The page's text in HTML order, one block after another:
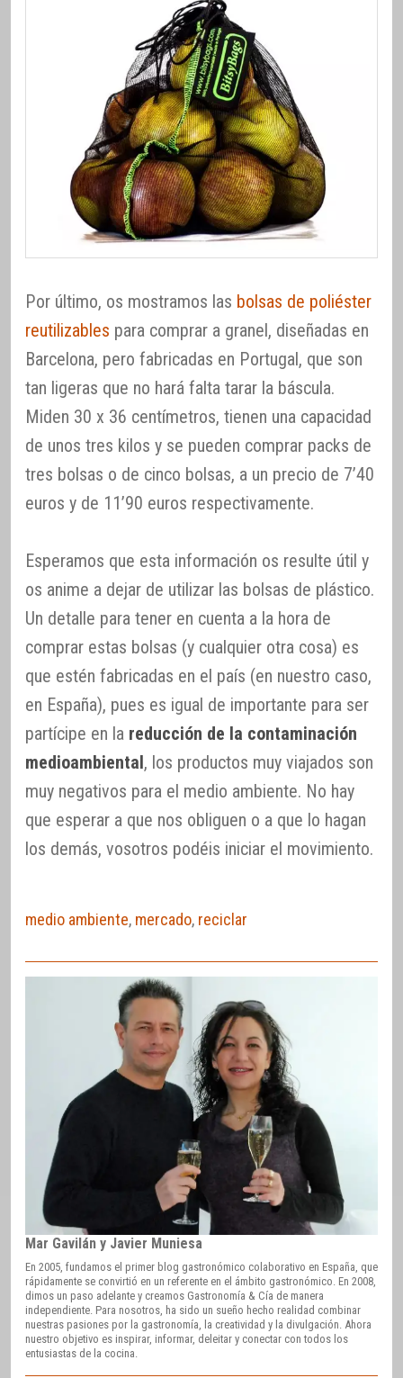
Por último, os mostramos las bolsas de poliéster
reutilizables para comprar a granel, diseñadas en
Barcelona, pero fabricadas en Portugal, que son
tan ligeras que no hará falta tarar la báscula.
Miden 30 x 36 centímetros, tienen una capacidad
de unos tres kilos y se pueden comprar packs de
tres bolsas o de cinco bolsas, a un precio de 7’40
euros y de 11’90 euros respectivamente.
Esperamos que esta información os resulte útil y
os anime a dejar de utilizar las bolsas de plástico.
Un detalle para tener en cuenta a la hora de
comprar estas bolsas (y cualquier otra cosa) es
que estén fabricadas en el país (en nuestro caso,
en España), pues es igual de importante para ser
partícipe en la reducción de la contaminación
medioambiental, los productos muy viajados son
muy negativos para el medio ambiente. No hay
que esperar a que nos obliguen o a que lo hagan
los demás, vosotros podéis iniciar el movimiento.
medio ambiente, mercado, reciclar
Mar Gavilán y Javier Muniesa
En 2005, fundamos el primer blog gastronómico colaborativo en España, que
rápidamente se convirtió en un referente en el ámbito gastronómico. En 2008,
dimos un paso adelante y creamos Gastronomía & Cía de manera
independiente. Para nosotros, ha sido un sueño hecho realidad combinar
nuestras pasiones por la gastronomía, la creatividad y la divulgación. Ahora
nuestro objetivo es inspirar, informar, deleitar y conectar con todos los
entusiastas de la cocina.